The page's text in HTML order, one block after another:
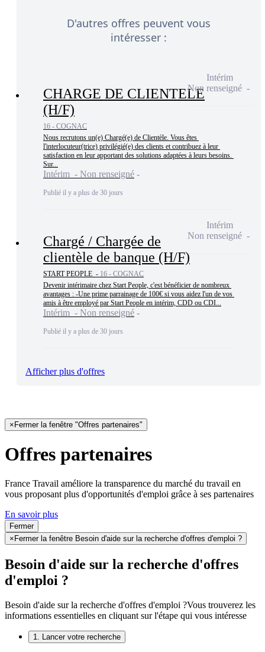
D'autres offres peuvent vous
intéresser :
CHARGE DE CLIENTELE
(H/F)
16 - COGNAC
Nous recrutons un(e) Chargé(e) de Clientèle. Vous êtes
l'interlocuteur(trice) privilégié(e) des clients et contribuez à leur
satisfaction en leur apportant des solutions adaptées à leurs besoins.
Sur...
Intérim - Non renseigné
Publié il y a plus de 30 jours
Intérim
Non renseigné
Chargé / Chargée de
clientèle de banque (H/F)
START PEOPLE - 16 - COGNAC
Devenir intérimaire chez Start People, c'est bénéficier de nombreux
avantages : -Une prime parrainage de 100€ si vous aidez l'un de vos
amis à être employé par Start People en intérim, CDD ou CDI...
Intérim - Non renseigné
Publié il y a plus de 30 jours
Intérim
Non renseigné
Afficher plus d'offres
×Fermer la fenêtre "Offres partenaires"
Offres partenaires
France Travail améliore la transparence du marché du travail en
vous proposant plus d'opportunités d'emploi grâce à ses partenaires
En savoir plus
Fermer
×Fermer la fenêtre Besoin d'aide sur la recherche d'offres d'emploi ?
Besoin d'aide sur la recherche d'offres
d'emploi ?
Besoin d'aide sur la recherche d'offres d'emploi ?Vous trouverez les
informations essentielles en cliquant sur l'étape qui vous intéresse
1. Lancer votre recherche